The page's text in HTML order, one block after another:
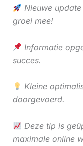
Nieuwe
groei mee!
Informatie
succes.
Kleine
doorgevoerd.
Deze tip is
maximale online